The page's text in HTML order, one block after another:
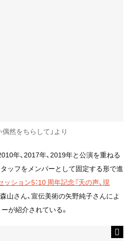
然をちらして」より
年、2017年、2019年と公演を重ねる
ッフをメンバーとして固定する形で進
ッション5：10 周年記念『天の声、現
森山さん、宣伝美術の矢野純子さんによ
が紹介されている。